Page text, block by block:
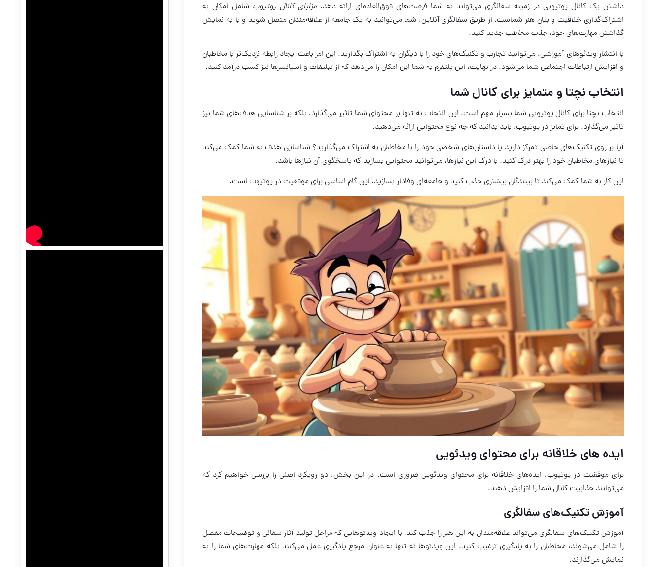
داشتن یک کانال یوتیوبی در زمینه سفالگری می‌تواند به شما فرصت‌های فوق‌العاده‌ای ارائه دهد. مزایای کانال یوتیوب شامل امکان به
اشتراک‌گذاری خلاقیت و بیان هنر شماست. از طریق سفالگری آنلاین، شما می‌توانید به یک جامعه از علاقه‌مندان متصل شوید و با به نمایش
گذاشتن مهارت‌های خود،جذب مخاطب جدید کنید.
با انتشار ویدئوهای آموزشی، می‌توانید تجارب و تکنیک‌های خود را با دیگران به اشتراک بگذارید. این امر باعث ایجاد رابطه نزدیک‌تر با مخاطبان
و افزایش ارتباطات اجتماعی شما می‌شود. در نهایت، این پلتفرم به شما این امکان را می‌دهد که از تبلیغات و اسپانسرها نیز کسب درآمد کنید.
انتخاب نچتا و متمایز برای کانال شما
انتخاب نچتا برای کانال یوتیوبی شما بسیار مهم است. این انتخاب نه تنها بر محتوای شما تاثیر می‌گذارد، بلکه بر شناسایی هدف‌های شما نیز
تاثیر می‌گذارد. برای تمایز در یوتیوب، باید بدانید که چه نوع محتوایی ارائه می‌دهید.
آیا بر روی تکنیک‌های خاصی تمرکز دارید یا داستان‌های شخصی خود را با مخاطبان به اشتراک می‌گذارید؟ شناسایی هدف به شما کمک می‌کند
تا نیازهای مخاطبان خود را بهتر درک کنید. با درک این نیازها، می‌توانید محتوایی بسازید که پاسخگوی آن نیازها باشد.
این کار به شما کمک می‌کند تا بینندگان بیشتری جذب کنید و جامعه‌ای وفادار بسازید. این گام اساسی برای موفقیت در یوتیوب است.
ایده های خلاقانه برای محتوای ویدئویی
برای موفقیت در یوتیوب، ایده‌های خلاقانه برای محتوای ویدئویی ضروری است. در این بخش، دو رویکرد اصلی را بررسی خواهیم کرد که
می‌توانند جذابیت کانال شما را افزایش دهند.
آموزش تکنیک‌های سفالگری
آموزش تکنیک‌های سفالگری می‌تواند علاقه‌مندان به این هنر را جذب کند. با ایجاد ویدئوهایی که مراحل تولید آثار سفالی و توضیحات مفصل
را شامل می‌شوند، مخاطبان را به یادگیری ترغیب کنید. این ویدئوها نه تنها به عنوان مرجع یادگیری عمل می‌کنند بلکه مهارت‌های شما را به
نمایش می‌گذارند.